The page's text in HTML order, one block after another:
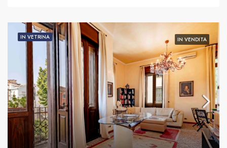
IN VETRINA IN VENDITA